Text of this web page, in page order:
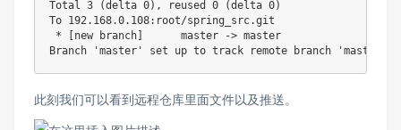
Total 3 (delta 0), reused 0 (delta 0)
To 192.168.0.108:root/spring_src.git
* [new branch]      master -> master
此刻我们可以看到远程仓库里面文件以及推送。